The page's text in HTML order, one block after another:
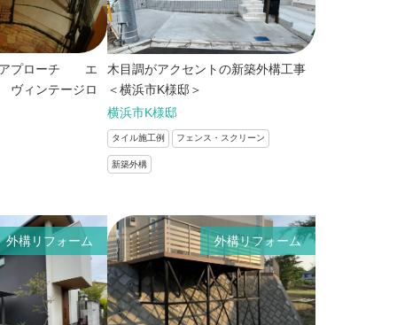
アプローチ エ
ヴィンテージロ
木目調がアクセントの新築外構工事
＜横浜市K様邸＞
横浜市K様邸
タイル施工例 フェンス・スクリーン
新築外構
外構リフォーム 外構リフォーム